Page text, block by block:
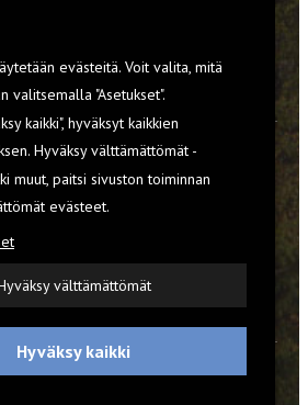
VARUSTEET
TILAA RETKI-LEHTI
YHTEYSTIEDOT
EVÄSTEET
evästeitä. Voit valita, mitä
valitsemalla "Asetukset".
kaikki", hyväksyt kaikkien
Hyväksy välttämättömät -
muut, paitsi sivuston toiminnan
evästeet.
välttämättömät
Hyväksy kaikki